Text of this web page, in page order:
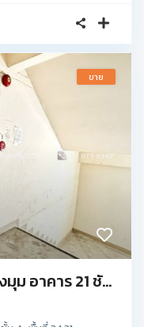
ขาย
ม อาคาร 21 ชั...